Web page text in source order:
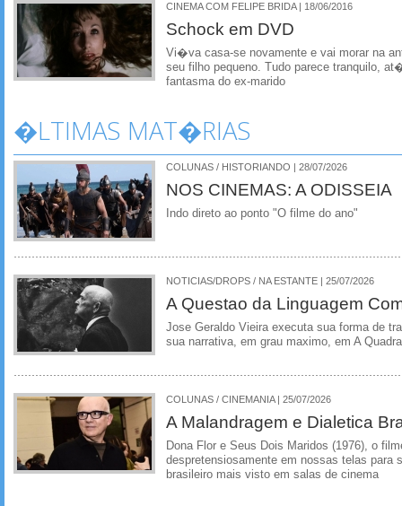
CINEMA COM FELIPE BRIDA | 18/06/2016
Schock em DVD
Vi�va casa-se novamente e vai morar na
seu filho pequeno. Tudo parece tranquilo,
fantasma do ex-marido
�LTIMAS MAT�RIAS
COLUNAS / HISTORIANDO | 28/07/2026
NOS CINEMAS: A ODISSEIA
Indo direto ao ponto "O filme do ano"
NOTICIAS/DROPS / NA ESTANTE | 25/07/2026
A Questao da Linguagem
Jose Geraldo Vieira executa sua forma de
sua narrativa, em grau maximo, em A
COLUNAS / CINEMANIA | 25/07/2026
A Malandragem e Dialetica
Dona Flor e Seus Dois Maridos (1976), o
despretensiosamente em nossas telas para
brasileiro mais visto em salas de cinema